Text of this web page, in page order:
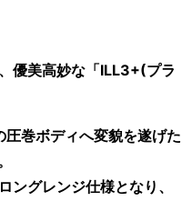
優美高妙な「ILL3+(プラ
巻ボディへ変貌を遂げた
ングレンジ仕様となり、